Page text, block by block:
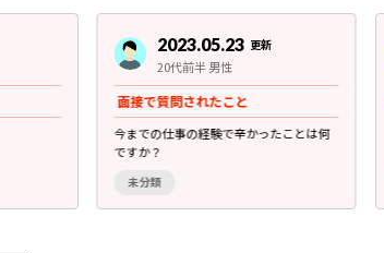
2023.05.23 更新
20代前半 男性
面接で質問されたこと
今までの仕事の経験で辛かったことは何
ですか？
未分類